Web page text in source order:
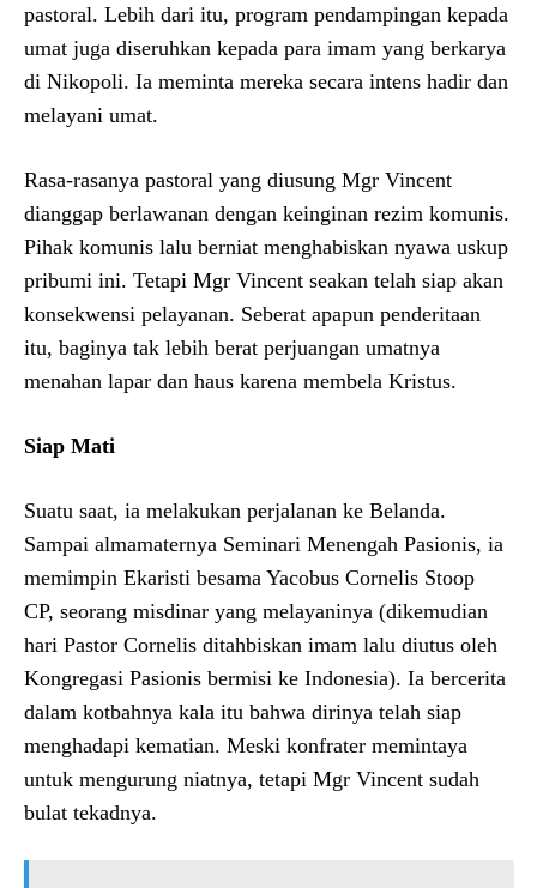
pastoral. Lebih dari itu, program pendampingan kepada
umat juga diseruhkan kepada para imam yang berkarya
di Nikopoli. Ia meminta mereka secara intens hadir dan
melayani umat.
Rasa-rasanya pastoral yang diusung Mgr Vincent
dianggap berlawanan dengan keinginan rezim komunis.
Pihak komunis lalu berniat menghabiskan nyawa uskup
pribumi ini. Tetapi Mgr Vincent seakan telah siap akan
konsekwensi pelayanan. Seberat apapun penderitaan
itu, baginya tak lebih berat perjuangan umatnya
menahan lapar dan haus karena membela Kristus.
Siap Mati
Suatu saat, ia melakukan perjalanan ke Belanda.
Sampai almamaternya Seminari Menengah Pasionis, ia
memimpin Ekaristi besama Yacobus Cornelis Stoop
CP, seorang misdinar yang melayaninya (dikemudian
hari Pastor Cornelis ditahbiskan imam lalu diutus oleh
Kongregasi Pasionis bermisi ke Indonesia). Ia bercerita
dalam kotbahnya kala itu bahwa dirinya telah siap
menghadapi kematian. Meski konfrater memintaya
untuk mengurung niatnya, tetapi Mgr Vincent sudah
bulat tekadnya.